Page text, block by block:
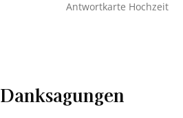
Antwortkarte Hochzeit
Danksagungen